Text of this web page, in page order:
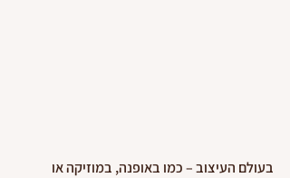
בעולם העיצוב – כמו באופנה, במוזיקה או